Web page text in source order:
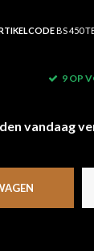
BS 450
9 OP
vandaag